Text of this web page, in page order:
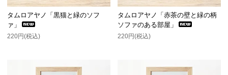
タムロアヤノ「黒猫と緑のソフ
ァ」
220円(税込)
タムロアヤノ「赤茶の壁と緑の柄
ソファのある部屋」
220円(税込)